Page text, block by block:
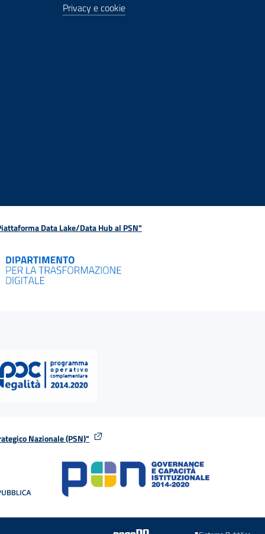
Privacy e cookie
Data Lake/Data Hub al PSN"
Nazionale (PSN)"